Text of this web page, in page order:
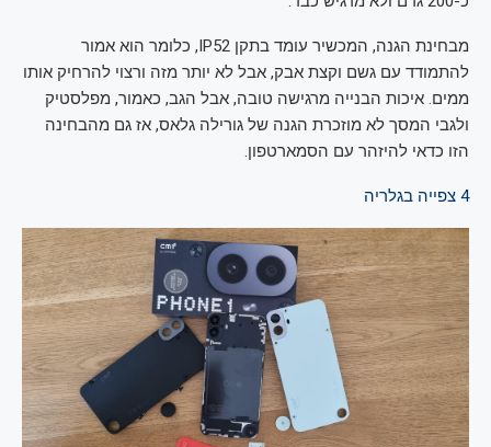
מבחינת הגנה, המכשיר עומד בתקן IP52, כלומר הוא אמור
להתמודד עם גשם וקצת אבק, אבל לא יותר מזה ורצוי להרחיק אותו
ממים. איכות הבנייה מרגישה טובה, אבל הגב, כאמור, מפלסטיק
ולגבי המסך לא מוזכרת הגנה של גורילה גלאס, אז גם מהבחינה
הזו כדאי להיזהר עם הסמארטפון.
4 צפייה בגלריה